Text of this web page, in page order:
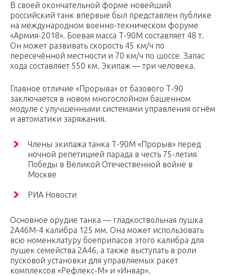
В своей окончательной форме новейший
российский танк впервые был представлен публике
на международном военно-техническом форуме
«Армия-2018». Боевая масса Т-90М составляет 48 т.
Он может развивать скорость 45 км/ч по
пересечённой местности и 70 км/ч по шоссе. Запас
хода составляет 550 км. Экипаж — три человека.
Главное отличие «Прорыва» от базового Т-90
заключается в новом многослойном башенном
модуле с улучшенными системами управления огнём
и автоматики заряжания.
Члены экипажа танка Т-90М «Прорыв» перед
ночной репетицией парада в честь 75-летия
Победы в Великой Отечественной войне в
Москве
РИА Новости
Основное орудие танка — гладкоствольная пушка
2А46М-4 калибра 125 мм. Она может использовать
всю номенклатуру боеприпасов этого калибра для
пушек семейства 2А46, а также выступать в роли
пусковой установки для управляемых ракет
комплексов «Рефлекс-М» и «Инвар».